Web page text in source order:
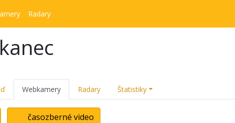
Radary
Webkamery Radary Štatistiky
časozberné video